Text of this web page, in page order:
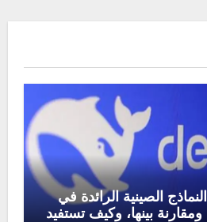
الصينية الرائدة في
ومقارنة بينها، وكيف تستفيد